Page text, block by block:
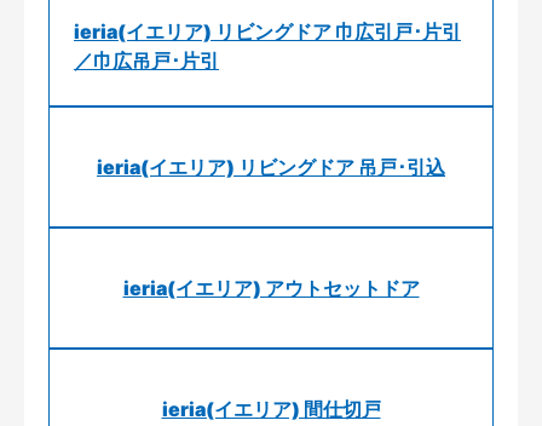
ieria(イエリア) リビングドア 巾広引戸･片引
／巾広吊戸･片引
ieria(イエリア) リビングドア 吊戸･引込
ieria(イエリア) アウトセットドア
ieria(イエリア) 間仕切戸